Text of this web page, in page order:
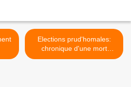
Elections prud'homales:
chronique d'une mort
annoncée (La Tribune) >